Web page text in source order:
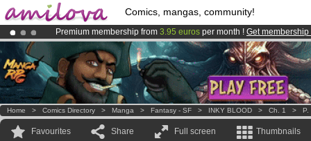
Comics, mangas, community!
Premium membership from 3.95 euros per month ! Get membership
Already 134393membersand 1208comics & mangas!.
AmilovaKickstarter is now LIVE!.
Home > Comics Directory > Manga > Fantasy - SF > INKY BLOOD > Ch. 1 > P.
Favourites Share Full screen Thumbnails